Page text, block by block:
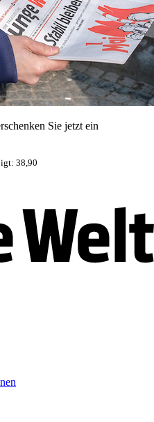
Sie jetzt ein
38,90